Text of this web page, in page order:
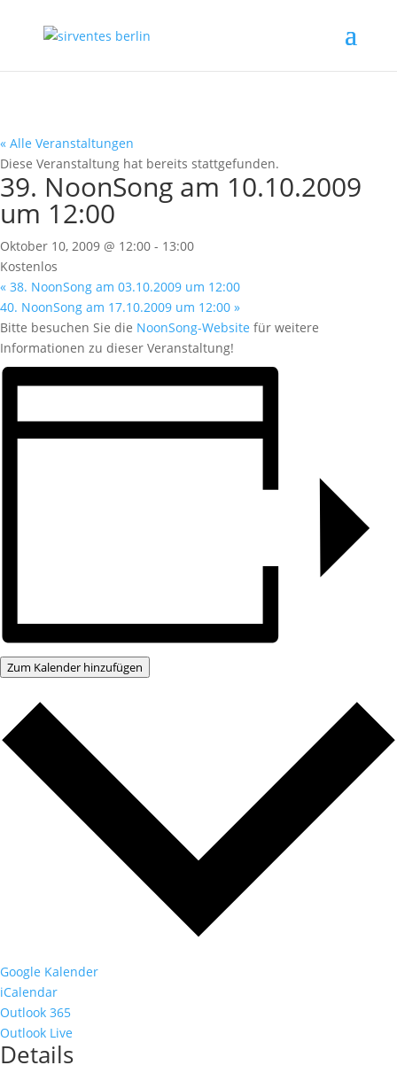
« Alle Veranstaltungen
Diese Veranstaltung hat bereits stattgefunden.
39. NoonSong am 10.10.2009
um 12:00
Oktober 10, 2009 @ 12:00 - 13:00
Kostenlos
« 38. NoonSong am 03.10.2009 um 12:00
40. NoonSong am 17.10.2009 um 12:00 »
Bitte besuchen Sie die NoonSong-Website für weitere
Informationen zu dieser Veranstaltung!
Zum Kalender hinzufügen
Google Kalender
iCalendar
Outlook 365
Outlook Live
Details